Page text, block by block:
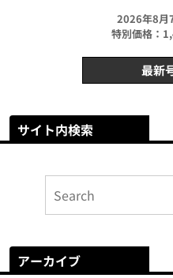
2026年8月
特別価格：
最新
サイト内検索
アーカイブ